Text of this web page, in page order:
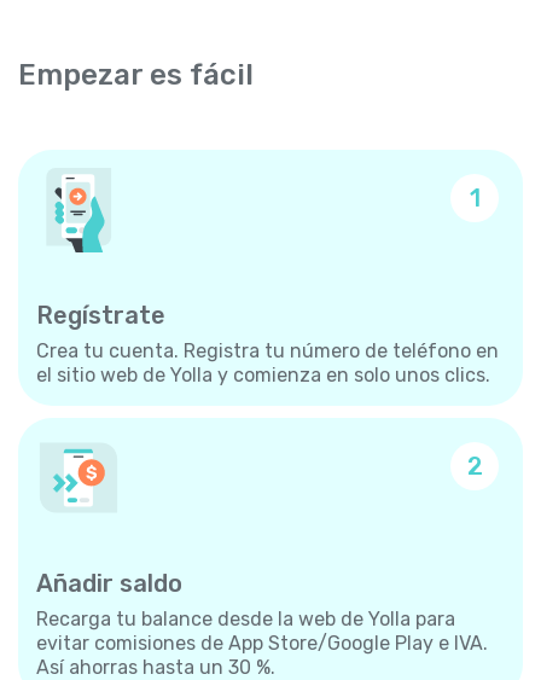
Empezar es fácil
1
Regístrate
Crea tu cuenta. Registra tu número de teléfono en
el sitio web de Yolla y comienza en solo unos clics.
2
Añadir saldo
Recarga tu balance desde la web de Yolla para
evitar comisiones de App Store/Google Play e IVA.
Así ahorras hasta un 30 %.